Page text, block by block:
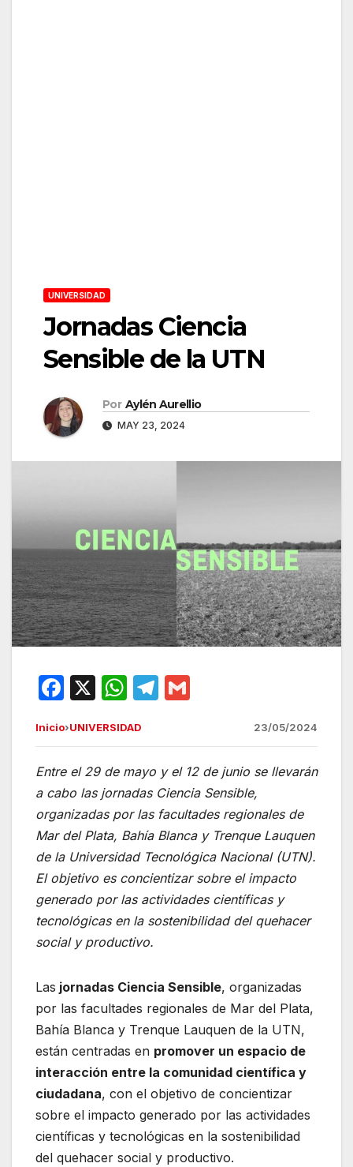
UNIVERSIDAD
Jornadas Ciencia
Sensible de la UTN
Por Aylén Aurellio
MAY 23, 2024
F
c
e
b
o
o
k
X
W
at
s
A
p
p
T
e
gr
a
m
ail
Inicio›UNIVERSIDAD 23/05/2024
Entre el 29 de mayo y el 12 de junio se llevarán
a cabo las jornadas Ciencia Sensible,
organizadas por las facultades regionales de
Mar del Plata, Bahía Blanca y Trenque Lauquen
de la Universidad Tecnológica Nacional (UTN).
El objetivo es concientizar sobre el impacto
generado por las actividades científicas y
tecnológicas en la sostenibilidad del quehacer
social y productivo.
Las jornadas Ciencia Sensible, organizadas
por las facultades regionales de Mar del Plata,
Bahía Blanca y Trenque Lauquen de la UTN,
están centradas en promover un espacio de
interacción entre la comunidad científica y
ciudadana, con el objetivo de concientizar
sobre el impacto generado por las actividades
científicas y tecnológicas en la sostenibilidad
del quehacer social y productivo.